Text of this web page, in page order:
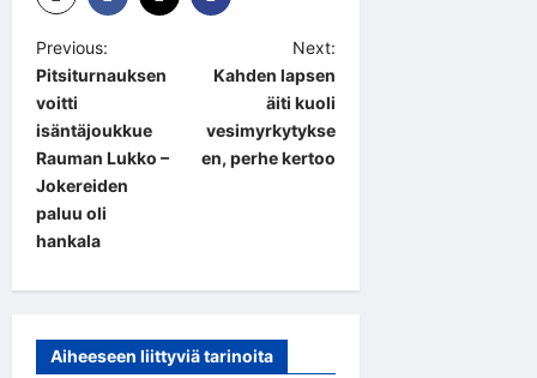
P
o
s
t
n
a
g
Previous:
Pitsiturnauksen
voitti
isäntäjoukkue
Rauman Lukko –
Jokereiden
paluu oli
hankala
Next:
Kahden lapsen
äiti kuoli
vesimyrkytykse
en, perhe kertoo
Aiheeseen liittyviä tarinoita